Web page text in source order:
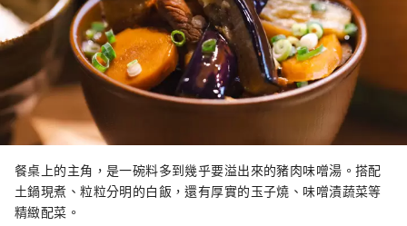
餐桌上的主角，是一碗料多到幾乎要溢出來的豬肉味噌湯。搭配
土鍋現煮、粒粒分明的白飯，還有厚實的玉子燒、味噌漬蔬菜等
精緻配菜。